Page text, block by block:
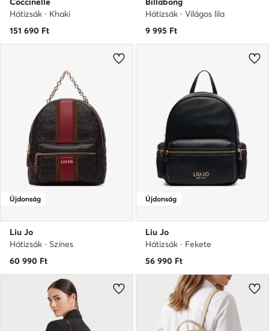
Hátizsák · Khaki
151 690 Ft
Hátizsák · Világos lila
9 995 Ft
Újdonság
Liu Jo
Hátizsák · Színes
60 990 Ft
Újdonság
Liu Jo
Hátizsák · Fekete
56 990 Ft